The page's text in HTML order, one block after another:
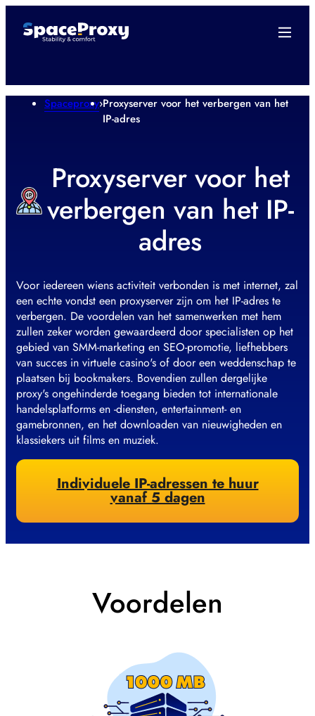
Spaceproxy›Proxyserver voor het verbergen van het
IP-adres
Proxyserver voor het
verbergen van het IP-
adres
Voor iedereen wiens activiteit verbonden is met internet, zal
een echte vondst een proxyserver zijn om het IP-adres te
verbergen. De voordelen van het samenwerken met hem
zullen zeker worden gewaardeerd door specialisten op het
gebied van SMM-marketing en SEO-promotie, liefhebbers
van succes in virtuele casino's of door een weddenschap te
plaatsen bij bookmakers. Bovendien zullen dergelijke
proxy's ongehinderde toegang bieden tot internationale
handelsplatforms en -diensten, entertainment- en
gamebronnen, en het downloaden van nieuwigheden en
klassiekers uit films en muziek.
Individuele IP-adressen te huur
vanaf 5 dagen
Voordelen